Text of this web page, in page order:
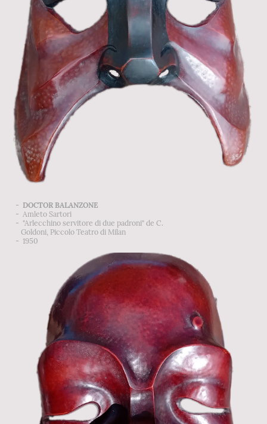
- DOCTOR BALANZONE
- Amleto Sartori
- "Arlecchino servitore di due padroni" de C.
Goldoni, Piccolo Teatro di Milan
- 1950